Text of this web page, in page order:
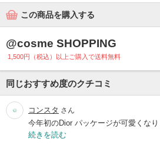
この商品を購入する
@cosme SHOPPING
1,500円（税込）以上ご購入で送料無料
同じおすすめ度のクチコミ
コンスタ さん
今年初のDior パッケージが可愛くな
続きを読む